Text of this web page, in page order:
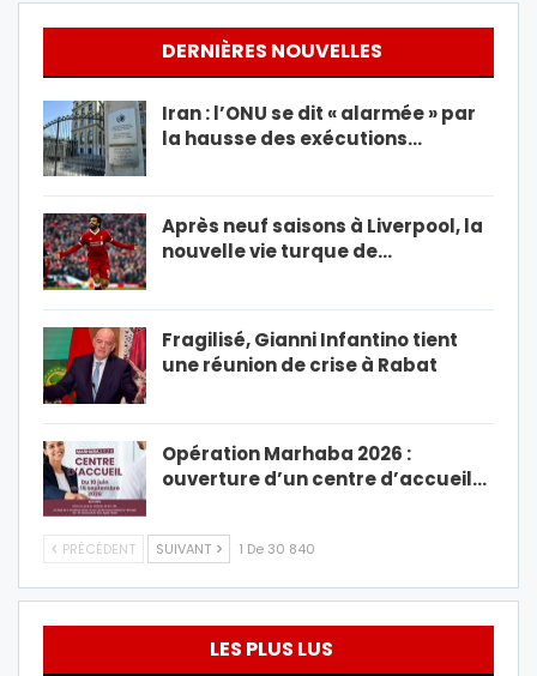
DERNIÈRES NOUVELLES
Iran : l’ONU se dit « alarmée » par
la hausse des exécutions…
Après neuf saisons à Liverpool, la
nouvelle vie turque de…
Fragilisé, Gianni Infantino tient
une réunion de crise à Rabat
Opération Marhaba 2026 :
ouverture d’un centre d’accueil…
PRÉCÉDENT SUIVANT 1 De 30 840
LES PLUS LUS